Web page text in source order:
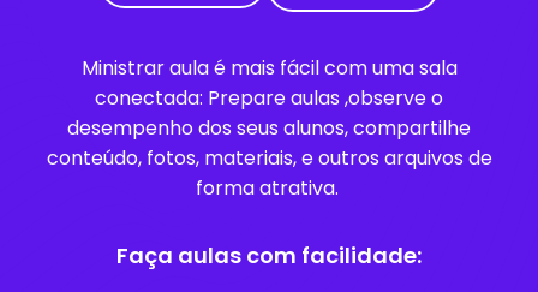
Ministrar aula é mais fácil com uma sala
conectada: Prepare aulas ,observe o
desempenho dos seus alunos, compartilhe
conteúdo, fotos, materiais, e outros arquivos de
forma atrativa.
Faça aulas com facilidade: